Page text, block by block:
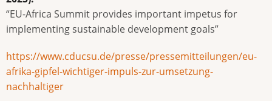
“EU-Africa Summit provides important impetus for
implementing sustainable development goals”
https://www.cducsu.de/presse/pressemitteilungen/eu-
afrika-gipfel-wichtiger-impuls-zur-umsetzung-
nachhaltiger